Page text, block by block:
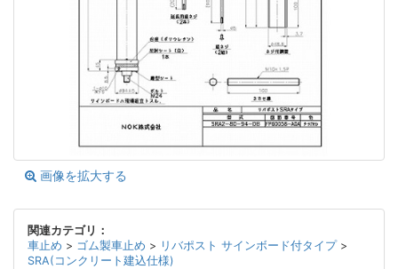
画像を拡大する
関連カテゴリ：
車止め > ゴム製車止め > リバポスト サインボード付タイプ >
SRA(コンクリート建込仕様)